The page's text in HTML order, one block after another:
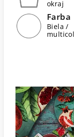
okraj
Farba
Biela /